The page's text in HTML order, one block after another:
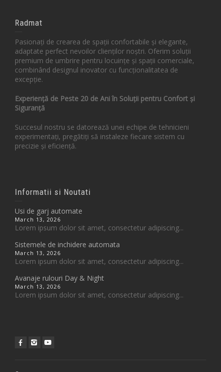
Radmat
Pasionați de crearea de spații confortabile și elegante,
adaptate perfect nevoilor clienților noștri. Oferim soluții
premium de umbrire pentru locuințe și spații comerciale,
combinând designul inovator cu funcționalitatea de
excepție.
Experiență de Peste 20 de Ani în Soluții pentru Confort și
Siguranță
Succesul nostru se datorează unei echipe de tehnicieni
experimentați, pregătiți să instaleze fiecare sistem cu
precizie și eficiență.
Informatii si Noutati
Usi de garj automate
March 13, 2026
Lorem ipsum dolor sit amet, consectetur adipiscing...
Sistemele de inchidere automata
March 13, 2026
Lorem ipsum dolor sit amet, consectetur adipiscing...
Avanaje rulouri Day & Night
March 13, 2026
Lorem ipsum dolor sit amet, consectetur adipiscing...